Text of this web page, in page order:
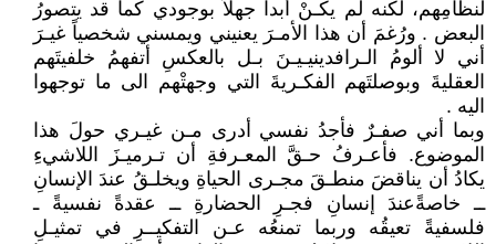
لنظامِهم، لكنه لم يكـنْ أبداً جهلاً بوجودي كما قد يتصورُ
البعض . ورُغمَ أن هذا الأمـرَ يعنيني ويمسني شخصياً غيـرَ
أني لا ألومُ الـرافدينيـيـنَ بـل بالعكسِ أتفهمُ خلفيتَهم
العقليةَ وبوصلتَهم الفكـريةَ التي وجهتْهم الى ما توجهوا
اليه .
وبما أني صفـرٌ فأجدُ نفسي أدرى مـن غيـري حولَ هذا
الموضوع. فأعـرفُ حـقَّ المعـرفةِ أن تـرميـزَ اللاشيءِ
يكادُ أن يناقضَ منطـقَ مجـرى الحياةِ ويخلـقُ عندَ الإنسانِ
ــ خاصةًعندَ إنسانِ فجـرِ الحضارةِ ــ عقدةً نفسيةً ـ
فلسفيةً تعيقُه وربما تمنعُه عـن التفكيــرِ في تمثيـلِ